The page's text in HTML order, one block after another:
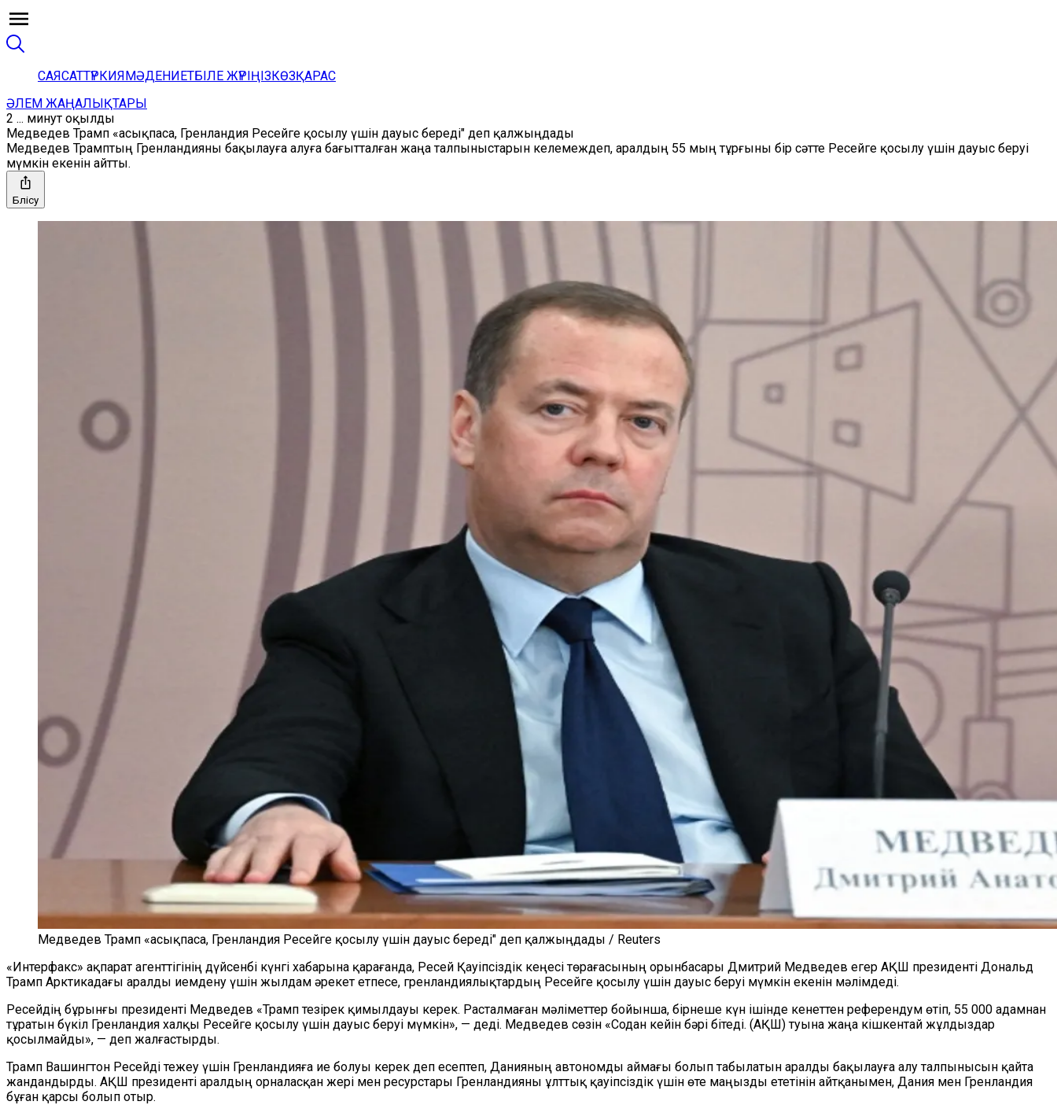
САЯСАТТҮРКИЯМӘДЕНИЕТБІЛЕ ЖҮРІҢІЗКӨЗҚАРАС
ӘЛЕМ ЖАҢАЛЫҚТАРЫ
2 ... минут оқылды
Медведев Трамп «асықпаса, Гренландия Ресейге қосылу үшін дауыс береді" деп қалжыңдады
Медведев Трамптың Гренландияны бақылауға алуға бағытталған жаңа талпыныстарын келемеждеп, аралдың 55 мың тұрғыны бір сәтте Ресейге қосылу үшін дауыс беруі
мүмкін екенін айтты.
Бөлісу
Медведев Трамп «асықпаса, Гренландия Ресейге қосылу үшін дауыс береді" деп қалжыңдады / Reuters
«Интерфакс» ақпарат агенттігінің дүйсенбі күнгі хабарына қарағанда, Ресей Қауіпсіздік кеңесі төрағасының орынбасары Дмитрий Медведев егер АҚШ президенті Дональд
Трамп Арктикадағы аралды иемдену үшін жылдам әрекет етпесе, гренландиялықтардың Ресейге қосылу үшін дауыс беруі мүмкін екенін мәлімдеді.
Ресейдің бұрынғы президенті Медведев «Трамп тезірек қимылдауы керек. Расталмаған мәліметтер бойынша, бірнеше күн ішінде кенеттен референдум өтіп, 55 000 адамнан
тұратын бүкіл Гренландия халқы Ресейге қосылу үшін дауыс беруі мүмкін», — деді. Медведев сөзін «Содан кейін бәрі бітеді. (АҚШ) туына жаңа кішкентай жұлдыздар
қосылмайды», — деп жалғастырды.
Трамп Вашингтон Ресейді тежеу үшін Гренландияға ие болуы керек деп есептеп, Данияның автономды аймағы болып табылатын аралды бақылауға алу талпынысын қайта
жандандырды. АҚШ президенті аралдың орналасқан жері мен ресурстары Гренландияны ұлттық қауіпсіздік үшін өте маңызды ететінін айтқанымен, Дания мен Гренландия
бұған қарсы болып отыр.